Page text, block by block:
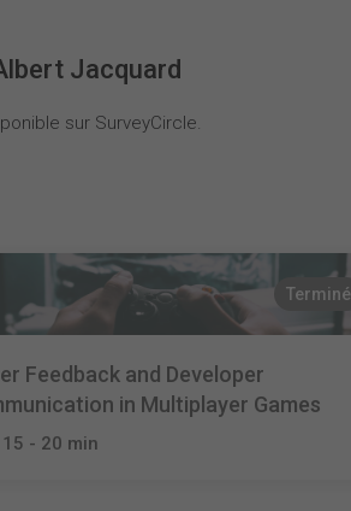
Jacquard
sur SurveyCircle.
Terminé
Feedback and Developer
in Multiplayer Games
15 - 20 min